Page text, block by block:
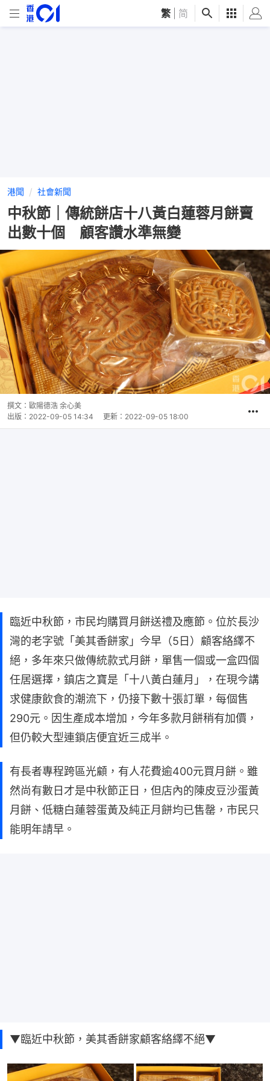
繁 简
港聞 社會新聞
中秋節｜傳統餅店十八黃白蓮蓉月餅賣
出數十個 顧客讚水準無變
撰文： 歐陽德浩 余心美
出版： 2022-09-05 14:34 更新： 2022-09-05 18:00
臨近中秋節，市民均購買月餅送禮及應節。位於長沙
灣的老字號「美其香餅家」今早（5日）顧客絡繹不
絕，多年來只做傳統款式月餅，單售一個或一盒四個
任居選擇，鎮店之寶是「十八黃白蓮月」，在現今講
求健康飲食的潮流下，仍接下數十張訂單，每個售
290元。因生產成本增加，今年多款月餅稍有加價，
但仍較大型連鎖店便宜近三成半。
有長者專程跨區光顧，有人花費逾400元買月餅。雖
然尚有數日才是中秋節正日，但店內的陳皮豆沙蛋黃
月餅、低糖白蓮蓉蛋黃及純正月餅均已售罄，市民只
能明年請早。
▼臨近中秋節，美其香餅家顧客絡繹不絕▼